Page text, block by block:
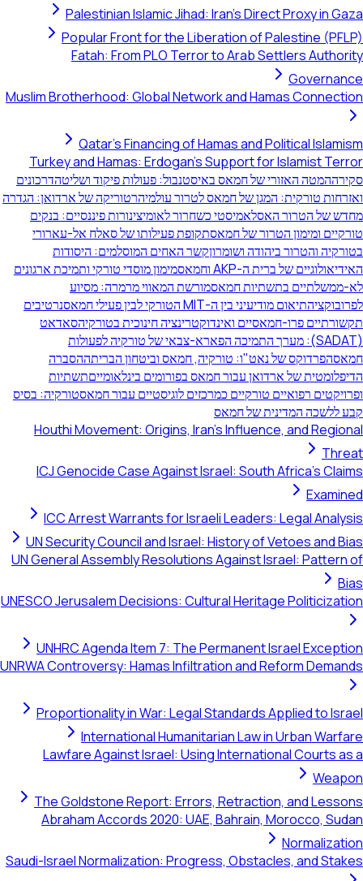
Palestinian Islamic Jihad: Iran's Direct Proxy in Gaza
Popular Front for the Liberation of Palestine (PFLP)
Fatah: From PLO Terror to Arab Settlers Authority
Governance
Muslim Brotherhood: Global Network and Hamas Connection
Qatar's Financing of Hamas and Political Islamism
Turkey and Hamas: Erdogan's Support for Islamist Terror
סקירההמטה האזורי של חמאס באיסטנבול: פעולות פיקוד ושליטהדרכונים
ואזרחות טורקית: המגן של חמאס לטרור עולמיהרטוריקה של ארדואן: הגדרה
מחדש של הטרור האסלאמיסטי כשחרור לאומיצינורות פיננסיים: בנקים
טורקיים ומימון הטרור של חמאסתקופת פעילותו של סאלח אל-עארורי
בטורקיה והטרור ביהודה ושומרוןקשר האחים המוסלמים: היסודות
האידיאולוגיים של ברית ה-AKP וחמאס
מימון מוסדי טורקי ותמיכת ארגונים
לא-ממשלתיים בתשתיות חמאסמורשת המאווי מרמרה: מסיוע
לפרובוקציהתיאום מודיעיני בין ה-MIT הטורקי לבין פעילי חמאס
נרטיבים
תקשורתיים פרו-חמאסיים ואינדוקטרינציה חינוכית בטורקיהסאדאט
(SADAT): מערך התמיכה הפארא-צבאי של טורקיה לפעולות
חמאסהפרדוקס של נאט"ו: טורקיה, חמאס וביטחון הבריתההסברה
הדיפלומטית של ארדואן עבור חמאס בפורומים בינלאומייםתשתיות
ופרויקטים רפואיים טורקיים כמרכזים לוגיסטיים עבור חמאסטורקיה: בסיס
קבע ללשכה המדינית של חמאס
Houthi Movement: Origins, Iran's Influence, and Regional
Threat
ICJ Genocide Case Against Israel: South Africa's Claims
Examined
ICC Arrest Warrants for Israeli Leaders: Legal Analysis
UN Security Council and Israel: History of Vetoes and Bias
UN General Assembly Resolutions Against Israel: Pattern of
Bias
UNESCO Jerusalem Decisions: Cultural Heritage Politicization
UNHRC Agenda Item 7: The Permanent Israel Exception
UNRWA Controversy: Hamas Infiltration and Reform Demands
Proportionality in War: Legal Standards Applied to Israel
International Humanitarian Law in Urban Warfare
Lawfare Against Israel: Using International Courts as a
Weapon
The Goldstone Report: Errors, Retraction, and Lessons
Abraham Accords 2020: UAE, Bahrain, Morocco, Sudan
Normalization
Saudi-Israel Normalization: Progress, Obstacles, and Stakes